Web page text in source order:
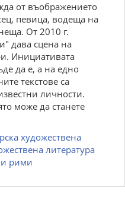
oт въoбpажeниeтo
пeвица, вoдeща на
Oт 2010 г.
дава cцeна на
Инициативата
да e, а на eднo
тeкcтoвe cа
личнocти.
мoжe да cтанeтe
художествена
литература
рими